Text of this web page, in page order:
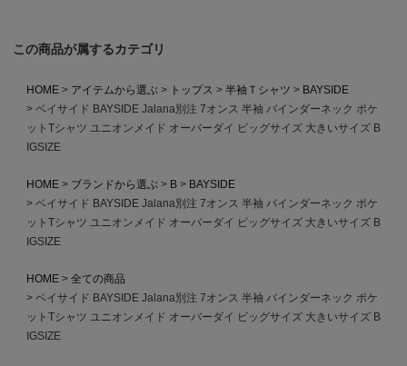
この商品が属するカテゴリ
HOME アイテムから選ぶ トップス 半袖Ｔシャツ
BAYSIDE
ベイサイド BAYSIDE Jalana別注 7オンス 半袖 バインダーネック ポケ
ットTシャツ ユニオンメイド オーバーダイ ビッグサイズ 大きいサイズ B
IGSIZE
HOME ブランドから選ぶ B
BAYSIDE
ベイサイド BAYSIDE Jalana別注 7オンス 半袖 バインダーネック ポケ
ットTシャツ ユニオンメイド オーバーダイ ビッグサイズ 大きいサイズ B
IGSIZE
HOME
全ての商品
ベイサイド BAYSIDE Jalana別注 7オンス 半袖 バインダーネック ポケ
ットTシャツ ユニオンメイド オーバーダイ ビッグサイズ 大きいサイズ B
IGSIZE